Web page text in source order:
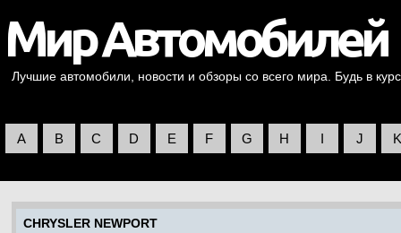
Лучшие автомобили, новости и обзоры со всего мира. Будь в
A B C D E F G H I J K
CHRYSLER NEWPORT